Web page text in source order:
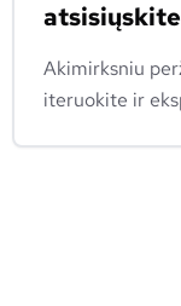
atsisiųskite
Akimirksniu
iteruokite ir